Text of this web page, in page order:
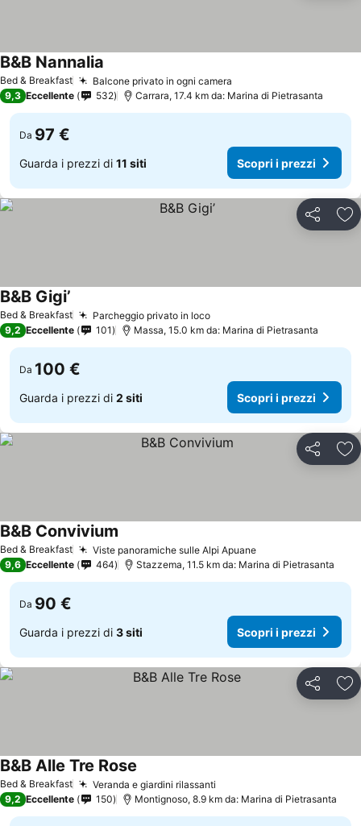
Bed & Breakfast Balcone privato in ogni camera
B&B Nannalia
9,3 Eccellente 532 Carrara, 17.4 km da: Marina di Pietrasanta
Da 97 €
Guarda i prezzi di 11 siti Scopri i prezzi
Condividi
Bed & Breakfast Parcheggio privato in loco
B&B Gigi’
9,2 Eccellente 101 Massa, 15.0 km da: Marina di Pietrasanta
Da 100 €
Guarda i prezzi di 2 siti Scopri i prezzi
Condividi
Bed & Breakfast Viste panoramiche sulle Alpi Apuane
B&B Convivium
9,6 Eccellente 464 Stazzema, 11.5 km da: Marina di Pietrasanta
Da 90 €
Guarda i prezzi di 3 siti Scopri i prezzi
Condividi
Bed & Breakfast Veranda e giardini rilassanti
B&B Alle Tre Rose
9,2 Eccellente 150 Montignoso, 8.9 km da: Marina di Pietrasanta